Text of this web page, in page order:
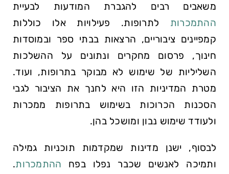
משאבים רבים להגברת המודעות לבעיית
ההתמכרות לתרופות. פעילויות אלו כוללות
קמפיינים ציבוריים, הרצאות בבתי ספר ובמוסדות
חינוך, פרסום מחקרים ונתונים על ההשלכות
השליליות של שימוש לא מבוקר בתרופות, ועוד.
מטרת המדיניות הזו היא לחנך את הציבור לגבי
הסכנות הכרוכות בשימוש בתרופות ממכרות
ולעודד שימוש נבון ומושכל בהן.
לבסוף, ישנן מדינות שמקדמות תוכניות גמילה
ותמיכה לאנשים שכבר נפלו בפח ההתמכרות.